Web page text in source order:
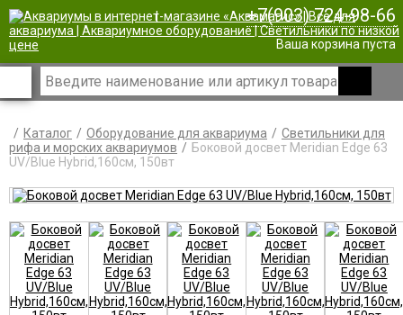
| +7(903) 724-98-66
Ваша корзина пуста
Каталог Оборудование для аквариума
Светильники для
рифа и морских аквариумов
Боковой досвет Meridian Edge 63
UV/Blue Hybrid,160см, 150вт